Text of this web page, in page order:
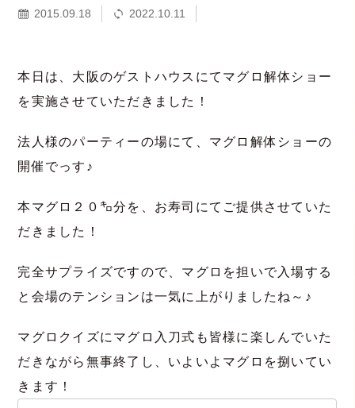
2015.09.18 2022.10.11
本日は、大阪のゲストハウスにてマグロ解体ショー
を実施させていただきました！
法人様のパーティーの場にて、マグロ解体ショーの
開催でっす♪
本マグロ２０㌔分を、お寿司にてご提供させていた
だきました！
完全サプライズですので、マグロを担いで入場する
と会場のテンションは一気に上がりましたね～♪
マグロクイズにマグロ入刀式も皆様に楽しんでいた
だきながら無事終了し、いよいよマグロを捌いてい
きます！